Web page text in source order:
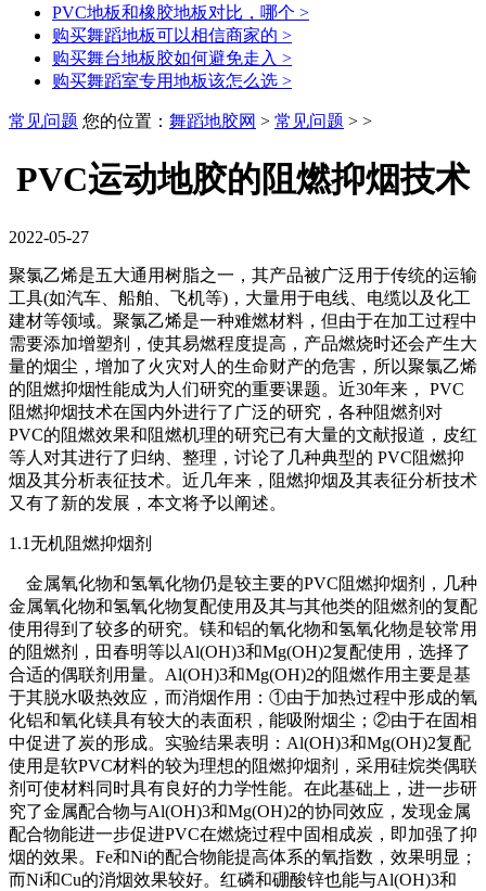
PVC地板和橡胶地板对比，哪个 >
购买舞蹈地板可以相信商家的 >
购买舞台地板胶如何避免走入 >
购买舞蹈室专用地板该怎么选 >
常见问题 您的位置： 舞蹈地胶网 > 常见问题 > >
PVC运动地胶的阻燃抑烟技术
2022-05-27
聚氯乙烯是五大通用树脂之一，其产品被广泛用于传统的运输
工具(如汽车、船舶、飞机等)，大量用于电线、电缆以及化工
建材等领域。聚氯乙烯是一种难燃材料，但由于在加工过程中
需要添加增塑剂，使其易燃程度提高，产品燃烧时还会产生大
量的烟尘，增加了火灾对人的生命财产的危害，所以聚氯乙烯
的阻燃抑烟性能成为人们研究的重要课题。近30年来， PVC
阻燃抑烟技术在国内外进行了广泛的研究，各种阻燃剂对
PVC的阻燃效果和阻燃机理的研究已有大量的文献报道，皮红
等人对其进行了归纳、整理，讨论了几种典型的 PVC阻燃抑
烟及其分析表征技术。近几年来，阻燃抑烟及其表征分析技术
又有了新的发展，本文将予以阐述。
1.1无机阻燃抑烟剂
金属氧化物和氢氧化物仍是较主要的PVC阻燃抑烟剂，几种
金属氧化物和氢氧化物复配使用及其与其他类的阻燃剂的复配
使用得到了较多的研究。镁和铝的氧化物和氢氧化物是较常用
的阻燃剂，田春明等以Al(OH)3和Mg(OH)2复配使用，选择了
合适的偶联剂用量。Al(OH)3和Mg(OH)2的阻燃作用主要是基
于其脱水吸热效应，而消烟作用：①由于加热过程中形成的氧
化铝和氧化镁具有较大的表面积，能吸附烟尘；②由于在固相
中促进了炭的形成。实验结果表明：Al(OH)3和Mg(OH)2复配
使用是软PVC材料的较为理想的阻燃抑烟剂，采用硅烷类偶联
剂可使材料同时具有良好的力学性能。在此基础上，进一步研
究了金属配合物与Al(OH)3和Mg(OH)2的协同效应，发现金属
配合物能进一步促进PVC在燃烧过程中固相成炭，即加强了抑
烟的效果。Fe和Ni的配合物能提高体系的氧指数，效果明显；
而Ni和Cu的消烟效果较好。红磷和硼酸锌也能与Al(OH)3和